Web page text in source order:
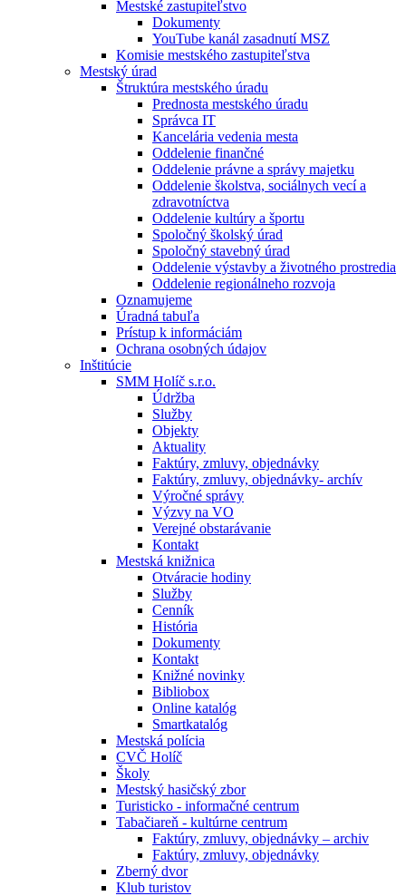
Mestské zastupiteľstvo
Dokumenty
YouTube kanál zasadnutí MSZ
Komisie mestského zastupiteľstva
Mestský úrad
Štruktúra mestského úradu
Prednosta mestského úradu
Správca IT
Kancelária vedenia mesta
Oddelenie finančné
Oddelenie právne a správy majetku
Oddelenie školstva, sociálnych vecí a
zdravotníctva
Oddelenie kultúry a športu
Spoločný školský úrad
Spoločný stavebný úrad
Oddelenie výstavby a životného prostredia
Oddelenie regionálneho rozvoja
Oznamujeme
Úradná tabuľa
Prístup k informáciám
Ochrana osobných údajov
Inštitúcie
SMM Holíč s.r.o.
Údržba
Služby
Objekty
Aktuality
Faktúry, zmluvy, objednávky
Faktúry, zmluvy, objednávky- archív
Výročné správy
Výzvy na VO
Verejné obstarávanie
Kontakt
Mestská knižnica
Otváracie hodiny
Služby
Cenník
História
Dokumenty
Kontakt
Knižné novinky
Bibliobox
Online katalóg
Smartkatalóg
Mestská polícia
CVČ Holíč
Školy
Mestský hasičský zbor
Turisticko - informačné centrum
Tabačiareň - kultúrne centrum
Faktúry, zmluvy, objednávky – archiv
Faktúry, zmluvy, objednávky
Zberný dvor
Klub turistov